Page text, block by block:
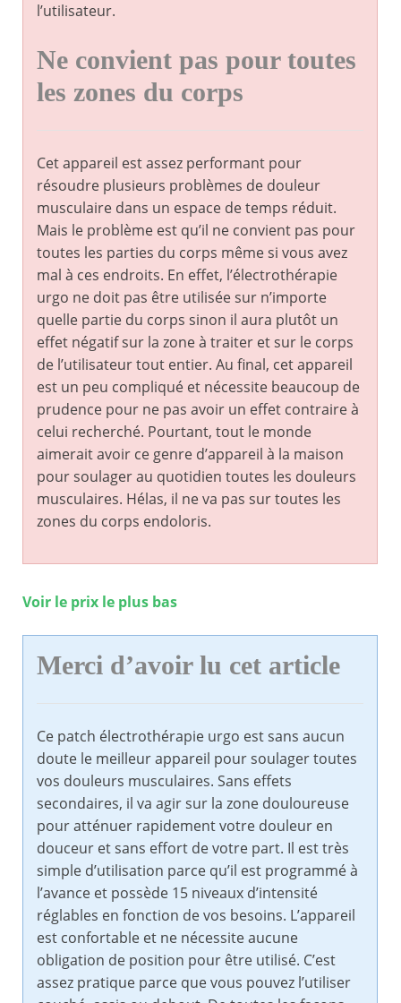
l’utilisateur.
Ne convient pas pour toutes
les zones du corps
Cet appareil est assez performant pour
résoudre plusieurs problèmes de douleur
musculaire dans un espace de temps réduit.
Mais le problème est qu’il ne convient pas pour
toutes les parties du corps même si vous avez
mal à ces endroits. En effet, l’électrothérapie
urgo ne doit pas être utilisée sur n’importe
quelle partie du corps sinon il aura plutôt un
effet négatif sur la zone à traiter et sur le corps
de l’utilisateur tout entier. Au final, cet appareil
est un peu compliqué et nécessite beaucoup de
prudence pour ne pas avoir un effet contraire à
celui recherché. Pourtant, tout le monde
aimerait avoir ce genre d’appareil à la maison
pour soulager au quotidien toutes les douleurs
musculaires. Hélas, il ne va pas sur toutes les
zones du corps endoloris.
Voir le prix le plus bas
Merci d’avoir lu cet article
Ce patch électrothérapie urgo est sans aucun
doute le meilleur appareil pour soulager toutes
vos douleurs musculaires. Sans effets
secondaires, il va agir sur la zone douloureuse
pour atténuer rapidement votre douleur en
douceur et sans effort de votre part. Il est très
simple d’utilisation parce qu’il est programmé à
l’avance et possède 15 niveaux d’intensité
réglables en fonction de vos besoins. L’appareil
est confortable et ne nécessite aucune
obligation de position pour être utilisé. C’est
assez pratique parce que vous pouvez l’utiliser